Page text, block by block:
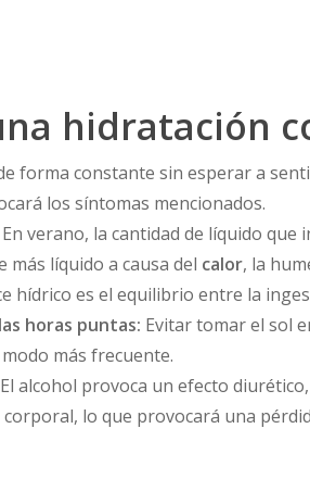
hidratación
forma constante sin esperar a
los síntomas mencionados.
En verano, la cantidad de líquido
más líquido a causa del calor, la
hídrico es el equilibrio entre la
horas puntas: Evitar tomar el sol
más frecuente.
El alcohol provoca un efecto
lo que provocará una